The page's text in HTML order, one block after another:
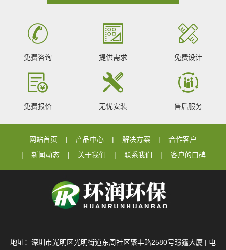
免费咨询 提供需求 免费设计
免费报价 无忧安装 售后服务
网站首页 产品中心 解决方案
合作客户
新闻动态
关于我们 联系我们 客户的口碑
地址：深圳市光明区光明街道东周社区聚丰路2580号璟霆大厦 | 电